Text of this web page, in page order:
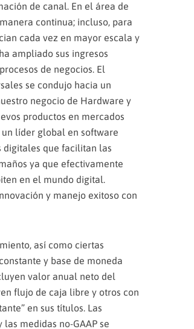
de canal. En el área de
continua; incluso, para
cada vez en mayor escala y
ampliado sus ingresos
de negocios. El
se condujo hacia un
negocio de Hardware y
productos en mercados
un líder global en software
digitales que facilitan las
ya que efectivamente
en el mundo digital.
y manejo exitoso con
así como ciertas
y base de moneda
valor anual neto del
flujo de caja libre y otros con
en sus títulos. Las
medidas no-GAAP se